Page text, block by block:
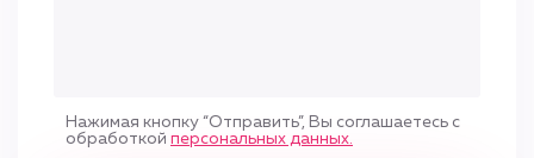
Нажимая кнопку “Отправить”, Вы соглашаетесь с
обработкой персональных данных.